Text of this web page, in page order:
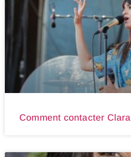
Comment contacter